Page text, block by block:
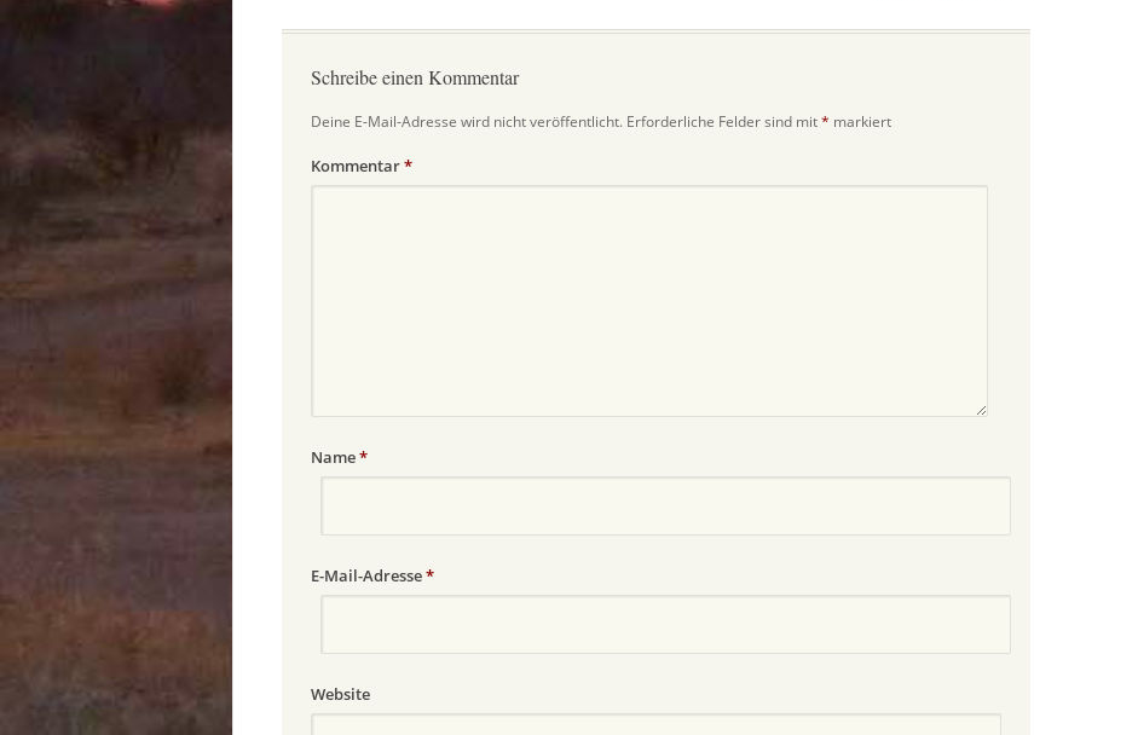
Schreibe einen Kommentar
Deine E-Mail-Adresse wird nicht veröffentlicht. Erforderliche Felder sind mit* markiert
Kommentar*
Name*
E-Mail-Adresse*
Website